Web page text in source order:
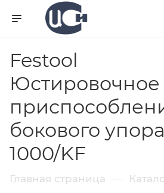
Festool
Юстировочное
бокового
1000/KF
Главная страница